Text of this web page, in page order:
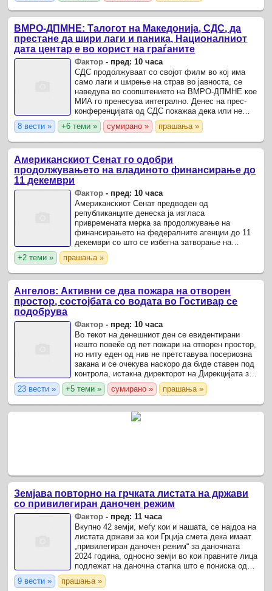
ВМРО-ДПМНЕ: Талогот на Македонија, СДС, да
престане да шири лаги и паника, Националниот
дата центар е во корист на граѓаните
Фактор - пред: 10 часа
СДС продолжуваат со својот филм во кој има
само лаги и ширење на страв во јавноста, се
наведува во соопштението на ВМРО-ДПМНЕ кое
МИА го пренесува интегрално. Денес на прес-
конференцијата од СДС покажаа дека или не
знаат или намерно ги мешаат фактите.
8 вести » +6 теми » сумирано » прашања »
Американскиот Сенат го одобри
продолжувањето на владиното финансирање до
11 декември
Фактор - пред: 10 часа
Американскиот Сенат предводен од
републиканците денеска ја изгласа
привремената мерка за продолжување на
финансирањето на федералните агенции до 11
декември со што се избегна затворање на
федералната влада неколку недели пред
среднорочните избори во ноември.
+2 теми » прашања »
Ангелов: Активни се два пожара на отворен
простор, состојбата со водата во Гостивар се
подобрува
Фактор - пред: 10 часа
Во текот на денешниот ден се евидентирани
нешто повеќе од пет пожари на отворен простор,
но ниту еден од нив не претставува посериозна
закана и се очекува наскоро да биде ставен под
контрола, истакна директорот на Дирекцијата за
заштита и спасување (ДЗС), Стојанче Ангелов
преку ...
23 вести » +5 теми » сумирано » прашања »
Земјава повторно на грчката листата на држави
со привилегиран даночен режим
Фактор - пред: 11 часа
Вкупно 42 земји, меѓу кои и нашата, се најдоа на
листата држави за кои Грција смета дека имаат
„привилегиран даночен режим“ за даночната
2024 година, односно земји во кои правните лица
подлежат на даночна стапка што е пониска од
онаа што би се применувала доколку би биле
даночни ...
9 вести » прашања »